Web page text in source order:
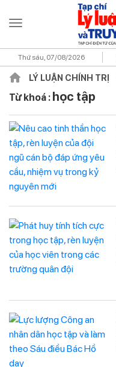
Thứ sáu, 07/08/2026
LÝ LUẬN CHÍNH TRỊ
Từ khoá : học tập